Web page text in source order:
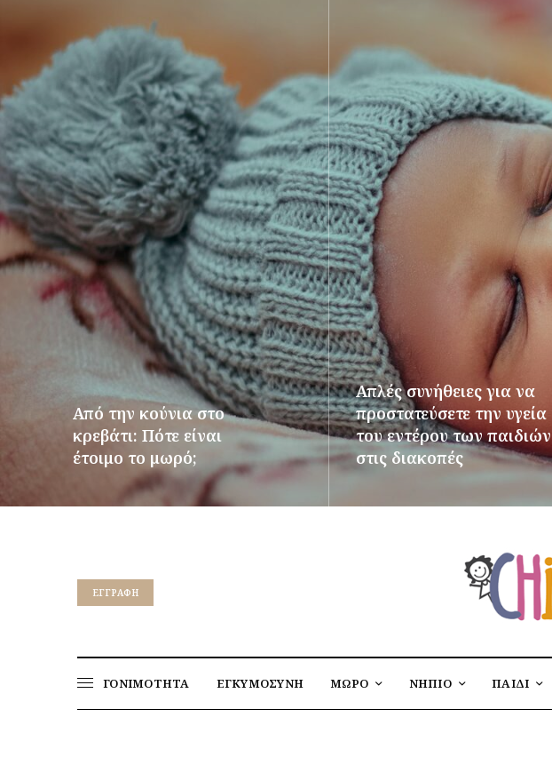
Από την κούνια στο
κρεβάτι: Πότε είναι
έτοιμο το μωρό;
Απλές συνήθειες για να
προστατεύσετε την υγεία
του εντέρου των παιδιών
στις διακοπές
EΓΓΡΑΦΉ
ΓΟΝΙΜΟΤΗΤΑ ΕΓΚΥΜΟΣΥΝΗ ΜΩΡΟ ΝΗΠΙΟ ΠΑΙΔΙ